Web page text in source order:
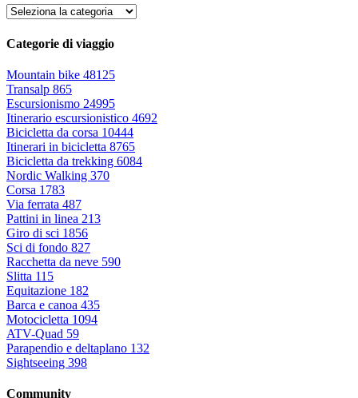
Categorie di viaggio
Mountain bike 48125
Transalp 865
Escursionismo 24995
Itinerario escursionistico 4692
Bicicletta da corsa 10444
Itinerari in bicicletta 8765
Bicicletta da trekking 6084
Nordic Walking 370
Corsa 1783
Via ferrata 487
Pattini in linea 213
Giro di sci 1856
Sci di fondo 827
Racchetta da neve 590
Slitta 115
Equitazione 182
Barca e canoa 435
Motocicletta 1094
ATV-Quad 59
Parapendio e deltaplano 132
Sightseeing 398
Community